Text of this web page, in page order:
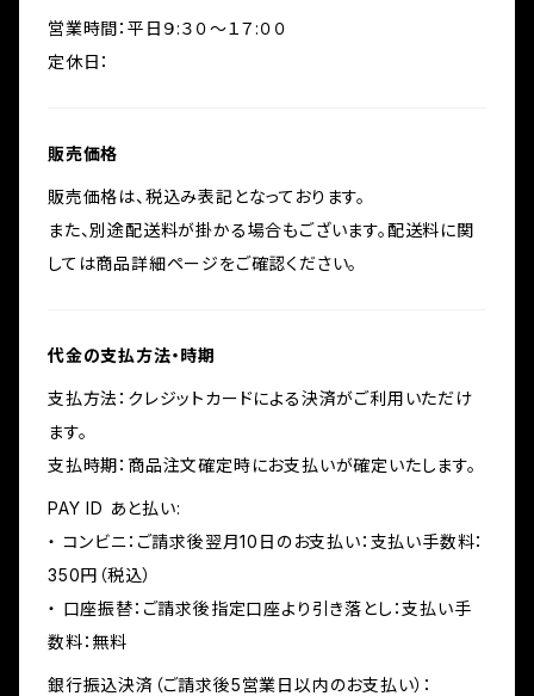
営業時間：平日９:３０～１７:００
定休日：
販売価格
販売価格は、税込み表記となっております。
また、別途配送料が掛かる場合もございます。配送料に関
しては商品詳細ページをご確認ください。
代金の支払方法・時期
支払方法：クレジットカードによる決済がご利用いただけ
ます。
支払時期：商品注文確定時にお支払いが確定いたします。
PAY ID あと払い:
・ コンビニ：ご請求後翌月10日のお支払い：支払い手数料：
350円（税込）
・ 口座振替：ご請求後指定口座より引き落とし：支払い手
数料：無料
銀行振込決済（ご請求後5営業日以内のお支払い）：